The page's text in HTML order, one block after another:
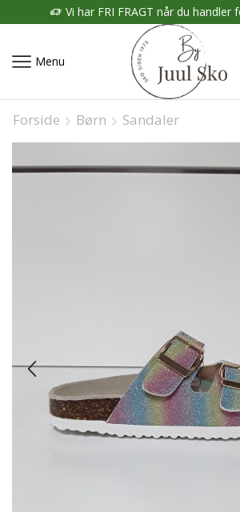
Vi har FRI FRAGT når du handler
Menu
Forside Børn Sandaler